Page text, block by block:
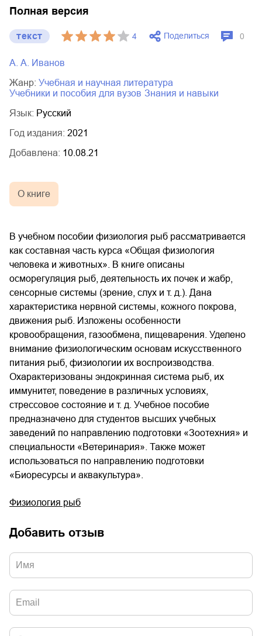
Полная версия
текст 4 Поделиться 0
А. А. Иванов
Жанр:
учебная и научная литература
учебники и пособия для вузов
знания и навыки
Язык: Русский
Год издания: 2021
Добавлена: 10.08.21
О книге
В учебном пособии физиология рыб рассматривается
как составная часть курса «Общая физиология
человека и животных». В книге описаны
осморегуляция рыб, деятельность их почек и жабр,
сенсорные системы (зрение, слух и т. д.). Дана
характеристика нервной системы, кожного покрова,
движения рыб. Изложены особенности
кровообращения, газообмена, пищеварения. Уделено
внимание физиологическим основам искусственного
питания рыб, физиологии их воспроизводства.
Охарактеризованы эндокринная система рыб, их
иммунитет, поведение в различных условиях,
стрессовое состояние и т. д. Учебное пособие
предназначено для студентов высших учебных
заведений по направлению подготовки «Зоотехния» и
специальности «Ветеринария». Также может
использоваться по направлению подготовки
«Биоресурсы и аквакультура».
Физиология рыб
Добавить отзыв